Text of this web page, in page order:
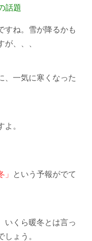
話題
すね。雪が降るかも
が、、、
、一気に寒くなった
。
」
という予報がでて
いくら暖冬とは言っ
しょう。